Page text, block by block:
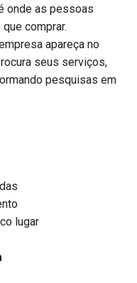
onde as pessoas
comprar.
apareça no
seus serviços,
pesquisas em
lugar